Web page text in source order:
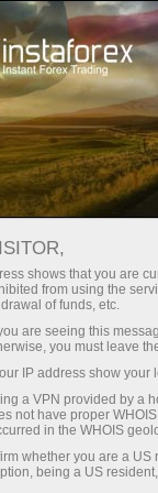
эга
елкаси,
спред
учун
Кичик
Ҳар бир
30% бонус
Савдода
ва
shows that you are
from using the
of funds, etc.
are seeing this
you must leave
IP address show your
a VPN provided by a
not have proper
in the WHOIS
whether you are a
being a US